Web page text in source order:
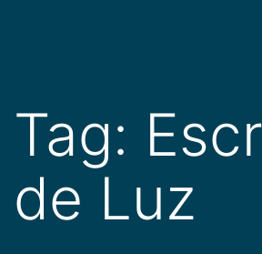
conteúdo
Tag:
de Luz